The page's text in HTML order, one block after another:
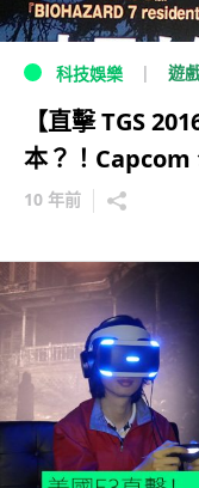
科技娛樂 遊
【直擊 TGS
本？！Capcom
10 年前